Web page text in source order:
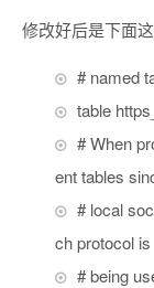
修改好后是下面
# named
table
# When
ent tables
# local
ch protocol is
# being